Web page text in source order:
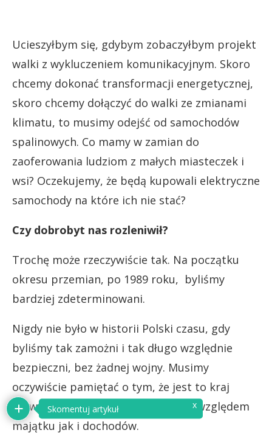
Ucieszyłbym się, gdybym zobaczyłbym projekt
walki z wykluczeniem komunikacyjnym. Skoro
chcemy dokonać transformacji energetycznej,
skoro chcemy dołączyć do walki ze zmianami
klimatu, to musimy odejść od samochodów
spalinowych. Co mamy w zamian do
zaoferowania ludziom z małych miasteczek i
wsi? Oczekujemy, że będą kupowali elektryczne
samochody na które ich nie stać?
Czy dobrobyt nas rozleniwił?
Trochę może rzeczywiście tak. Na początku
okresu przemian, po 1989 roku, byliśmy
bardziej zdeterminowani.
Nigdy nie było w historii Polski czasu, gdy
byliśmy tak zamożni i tak długo względnie
bezpieczni, bez żadnej wojny. Musimy
oczywiście pamiętać o tym, że jest to kraj
rozwinięty nierówno, zarówno pod względem
majątku jak i dochodów.
Skomentuj artykuł x